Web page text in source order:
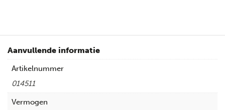
Aanvullende informatie
Artikelnummer
014511
Vermogen